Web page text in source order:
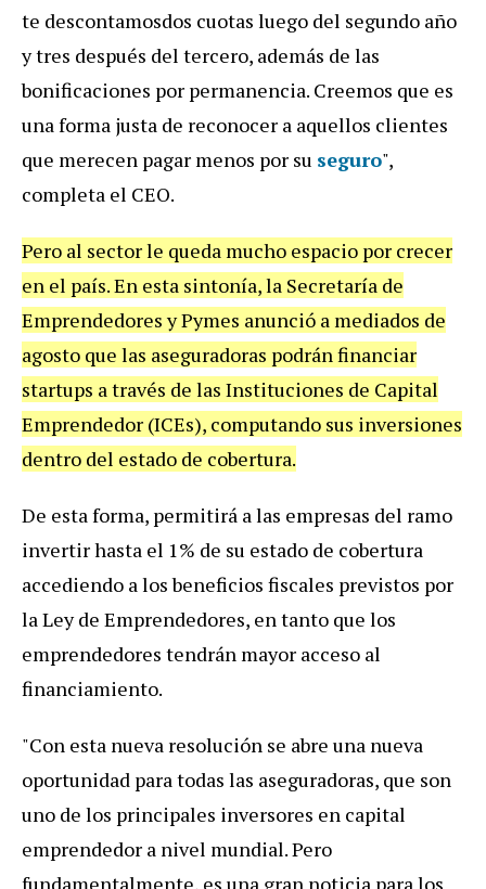
te descontamosdos cuotas luego del segundo año
y tres después del tercero, además de las
bonificaciones por permanencia. Creemos que es
una forma justa de reconocer a aquellos clientes
que merecen pagar menos por su seguro",
completa el CEO.
Pero al sector le queda mucho espacio por crecer
en el país. En esta sintonía, la Secretaría de
Emprendedores y Pymes anunció a mediados de
agosto que las aseguradoras podrán financiar
startups a través de las Instituciones de Capital
Emprendedor (ICEs), computando sus inversiones
dentro del estado de cobertura.
De esta forma, permitirá a las empresas del ramo
invertir hasta el 1% de su estado de cobertura
accediendo a los beneficios fiscales previstos por
la Ley de Emprendedores, en tanto que los
emprendedores tendrán mayor acceso al
financiamiento.
"Con esta nueva resolución se abre una nueva
oportunidad para todas las aseguradoras, que son
uno de los principales inversores en capital
emprendedor a nivel mundial. Pero
fundamentalmente, es una gran noticia para los